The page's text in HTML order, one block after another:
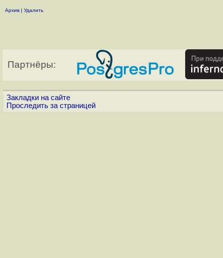
Архив | Удалить
Партнёры:
Закладки на сайте
Проследить за страницей